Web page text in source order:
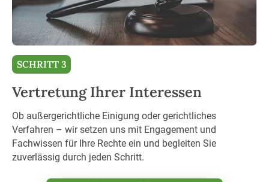
SCHRITT 3
Vertretung Ihrer Interessen
Ob außergerichtliche Einigung oder gerichtliches
Verfahren – wir setzen uns mit Engagement und
Fachwissen für Ihre Rechte ein und begleiten Sie
zuverlässig durch jeden Schritt.